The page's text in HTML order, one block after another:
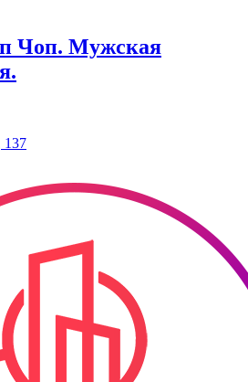
Чоп. ​Мужская
137